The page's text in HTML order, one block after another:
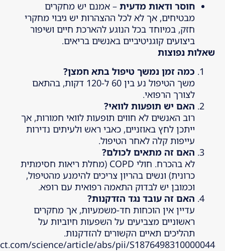
חוסר ודאות מדעית – אמנם יש מחקרים
מבטיחים, אך לא לכל ההצהרות יש גיבוי מחקרי
חזק, במיוחד בכל הנוגע להארכת חיים ושיפור
ביצועים קוגניטיביים באנשים בריאים.
שאלות נפוצות
כמה זמן נמשך טיפול בתא חמצן?
משך הטיפול נע בין 60 ל-120 דקות, בהתאם
לצורך הרפואי.
האם יש תופעות לוואי?
רוב האנשים לא חווים תופעות לוואי חמורות, אך
ייתכן לחץ באוזניים, כאבי ראש ולעיתים נדירות
עייפות קלה לאחר הטיפול.
האם זה מתאים לכולם?
לא בהכרח. חולי COPD (מחלת ריאות חסימתית
כרונית) ונשים בהריון צריכים להימנע מהטיפול,
וכמובן יש לבדוק התאמה רפואית עם רופא.
האם זה עובד נגד הזדקנות?
עדיין אין הוכחות חד-משמעיות, אך מחקרים
ראשוניים מצביעים על השפעות חיוביות על
תהליכים תאיים הקשורים להזדקנות.
science/article/abs/pii/S1876498310000044